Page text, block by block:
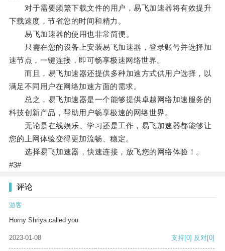
对于需要频繁下载文件的用户，易飞加速器将有效提升
下载速度，节省您的时间和精力。
易飞加速器的使用也非常简便。
只需在您的设备上安装易飞加速器，登录账号并选择加
速节点，一键连接，即可畅享极速网络世界。
而且，易飞加速器还提供多种加速方式供用户选择，以
满足不同用户在网络加速方面的需求。
总之，易飞加速器是一个能够提供卓越网络加速服务的
科技创新产品，帮助用户畅享极速的网络世界。
无论是在线娱乐、学习还是工作，易飞加速器都能够让
您的上网体验变得更加流畅、稳定。
选择易飞加速器，快速连接，放飞您的网络体验！。
#3#
评论
游客
Horny Shriya called you
2023-01-08 支持[0] 反对[0]